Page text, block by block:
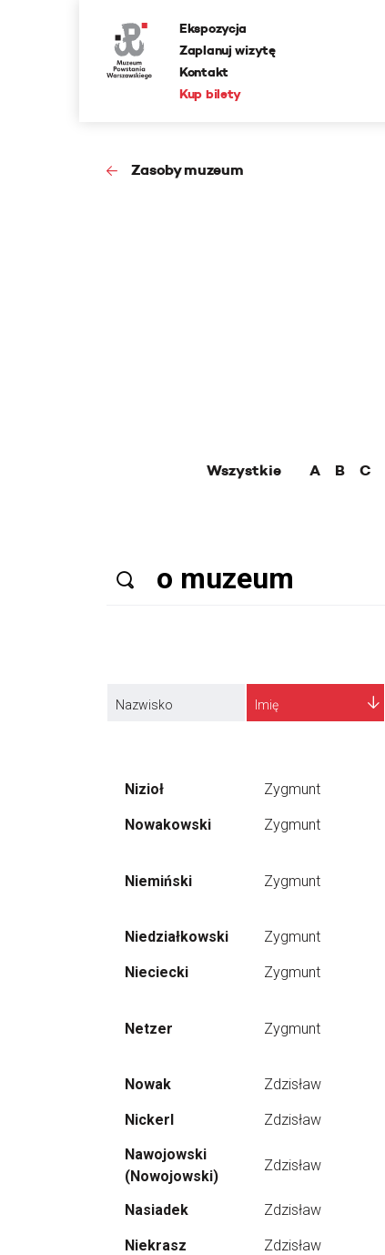
Ekspozycja
Zaplanuj wizytę
Kontakt
Kup bilety
Zasoby muzeum
Wszystkie A B C
Nazwisko Imię
Nizioł Zygmunt
Nowakowski Zygmunt
Niemiński Zygmunt
Niedziałkowski Zygmunt
Nieciecki Zygmunt
Netzer Zygmunt
Nowak Zdzisław
Nickerl Zdzisław
Nawojowski
(Nowojowski)
Zdzisław
Nasiadek Zdzisław
Niekrasz Zdzisław